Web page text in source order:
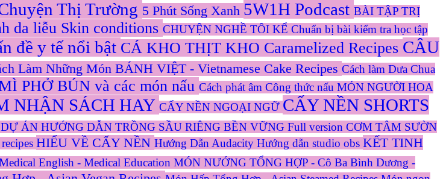
Thị Trường 5 Phút Sống Xanh 5W1H Podcast BÀI TẬP TRỊ
da liễu Skin conditions CHUYỆN NGHỀ TÔI KỂ Chuẩn bị bài kiểm tra học tập
đề y tế nổi bật CÁ KHO THỊT KHO Caramelized Recipes CÂU
Làm Những Món BÁNH VIỆT - Vietnamese Cake Recipes Cách làm Dưa Chua
PHỞ BÚN và các món nấu Cách phát âm Công thức nấu MÓN NGƯỜI HOA
NHẬN SÁCH HAY CẤY NỀN NGOẠI NGỮ CẤY NỀN SHORTS
DỰ ÁN HƯỚNG DẪN TRỒNG SẦU RIÊNG BỀN VỮNG Full version CƠM TÂM SƯỜN
HIỂU VỀ CẤY NỀN Hướng Dẫn Audacity Hướng dẫn studio obs KẾT TINH
English - Medical Education MÓN NƯỚNG TỔNG HỢP - Cô Ba Bình Dương -